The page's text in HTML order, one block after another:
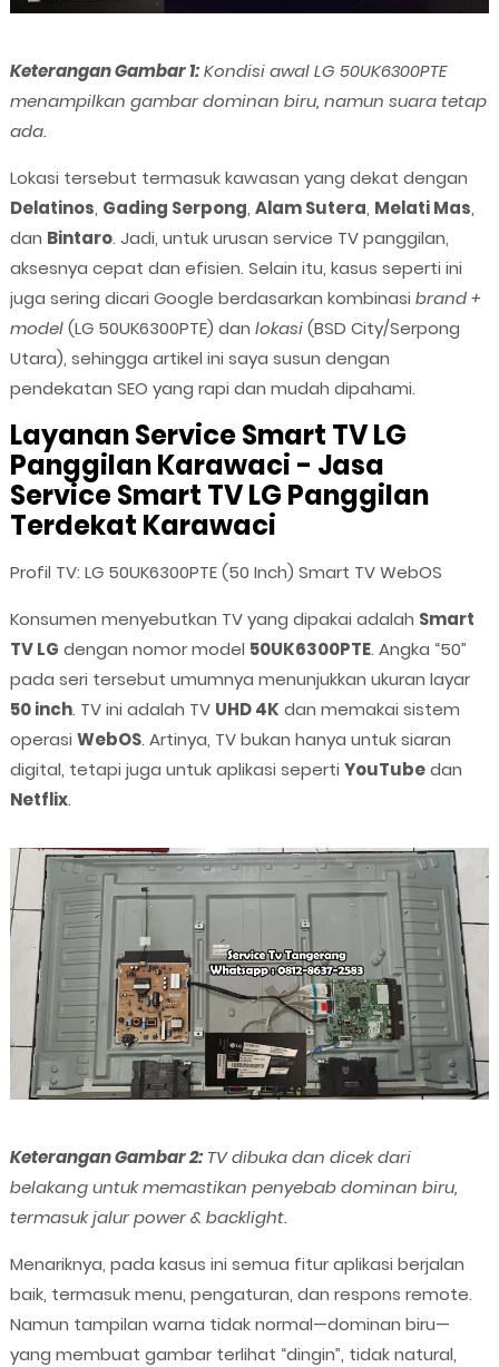
Keterangan Gambar 1:Kondisi awal LG 50UK6300PTE
menampilkan gambar dominan biru, namun suara tetap
ada.
Lokasi tersebut termasuk kawasan yang dekat dengan
Delatinos, Gading Serpong, Alam Sutera, Melati Mas,
dan Bintaro. Jadi, untuk urusan service TV panggilan,
aksesnya cepat dan efisien. Selain itu, kasus seperti ini
juga sering dicari Google berdasarkan kombinasi brand +
model(LG 50UK6300PTE) dan lokasi(BSD City/Serpong
Utara), sehingga artikel ini saya susun dengan
pendekatan SEO yang rapi dan mudah dipahami.
Layanan Service Smart TV LG
Panggilan Karawaci - Jasa
Service Smart TV LG Panggilan
Terdekat Karawaci
Profil TV: LG 50UK6300PTE (50 Inch) Smart TV WebOS
Konsumen menyebutkan TV yang dipakai adalah Smart
TV LG dengan nomor model 50UK6300PTE. Angka “50”
pada seri tersebut umumnya menunjukkan ukuran layar
50 inch. TV ini adalah TV UHD 4K dan memakai sistem
operasi WebOS. Artinya, TV bukan hanya untuk siaran
digital, tetapi juga untuk aplikasi seperti YouTubedan
Netflix.
Keterangan Gambar 2:TV dibuka dan dicek dari
belakang untuk memastikan penyebab dominan biru,
termasuk jalur power & backlight.
Menariknya, pada kasus ini semua fitur aplikasi berjalan
baik, termasuk menu, pengaturan, dan respons remote.
Namun tampilan warna tidak normal—dominan biru—
yang membuat gambar terlihat “dingin”, tidak natural,